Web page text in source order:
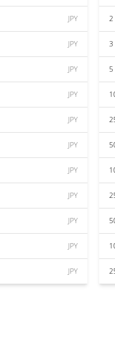
JPY
JPY
JPY
JPY
JPY
JPY
JPY
JPY
JPY
JPY
JPY
2
3
5